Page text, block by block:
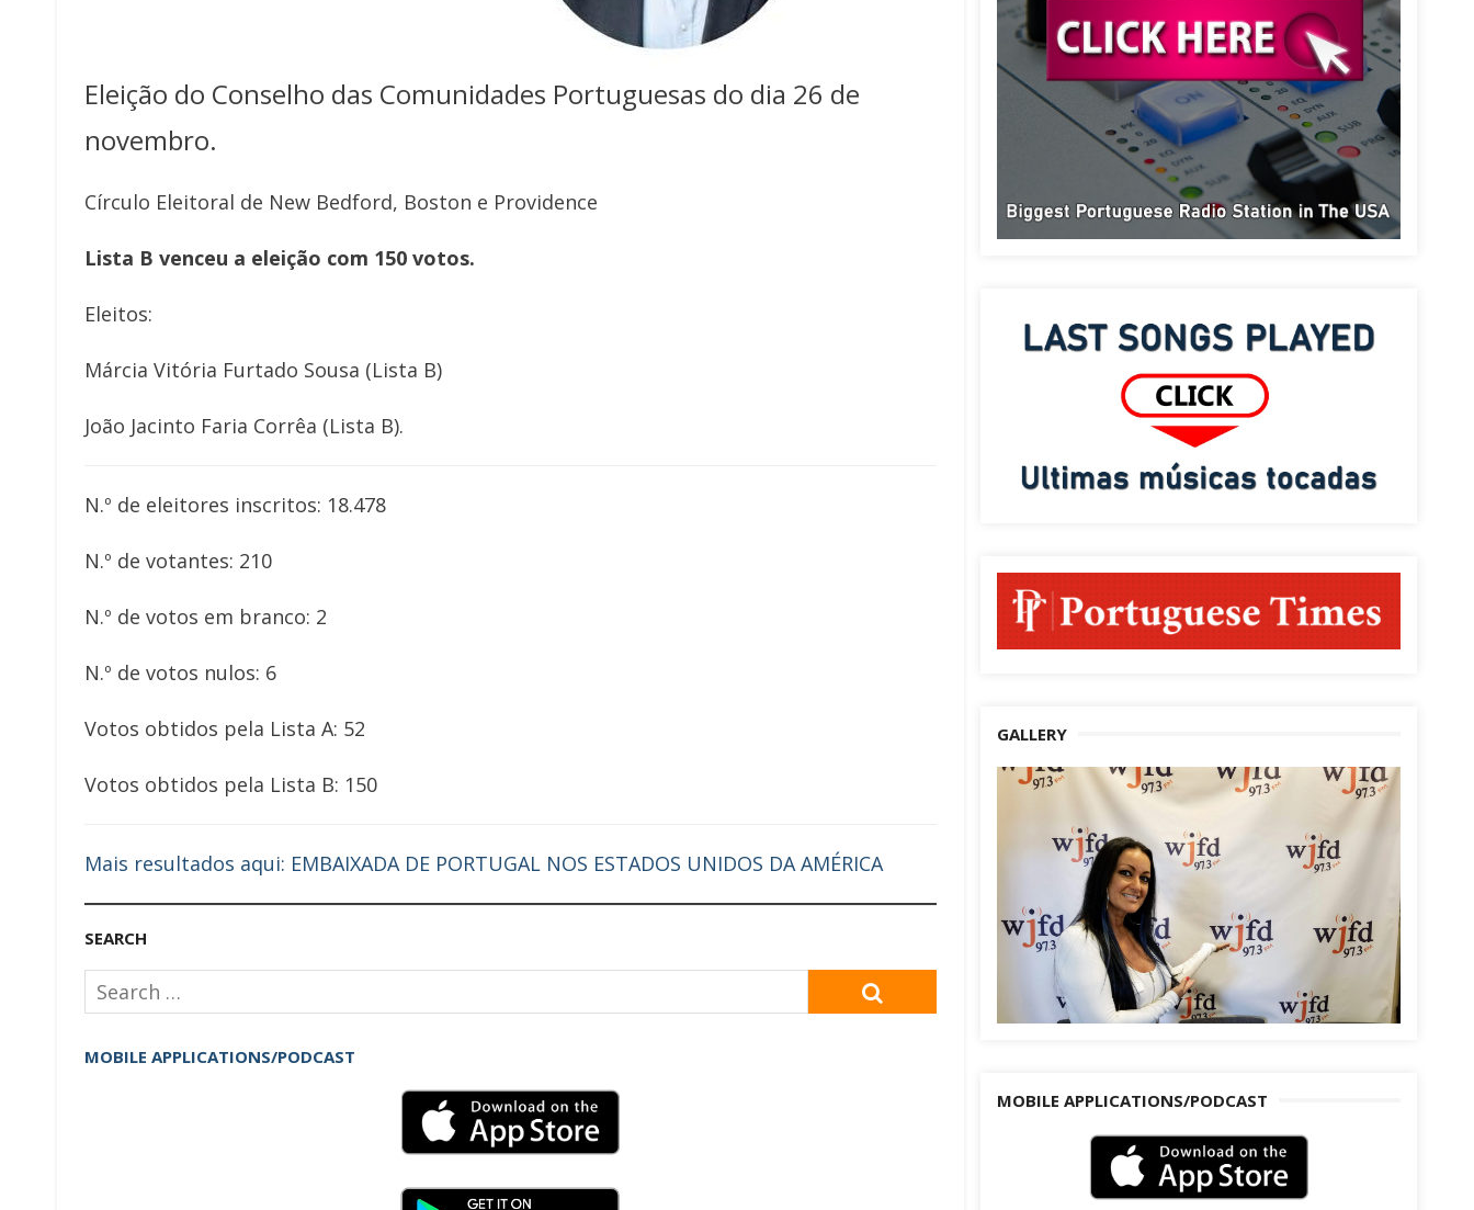
Eleição do Conselho das Comunidades Portuguesas do dia 26 de
novembro.
Círculo Eleitoral de New Bedford, Boston e Providence
Lista B venceu a eleição com 150 votos.
Eleitos:
Márcia Vitória Furtado Sousa (Lista B)
João Jacinto Faria Corrêa (Lista B).
N.º de eleitores inscritos: 18.478
N.º de votantes: 210
N.º de votos em branco: 2
N.º de votos nulos: 6
Votos obtidos pela Lista A: 52
Votos obtidos pela Lista B: 150
Mais resultados aqui: EMBAIXADA DE PORTUGAL NOS ESTADOS UNIDOS DA AMÉRICA
SEARCH
Search
for:
MOBILE APPLICATIONS/PODCAST
GALLERY
MOBILE APPLICATIONS/PODCAST